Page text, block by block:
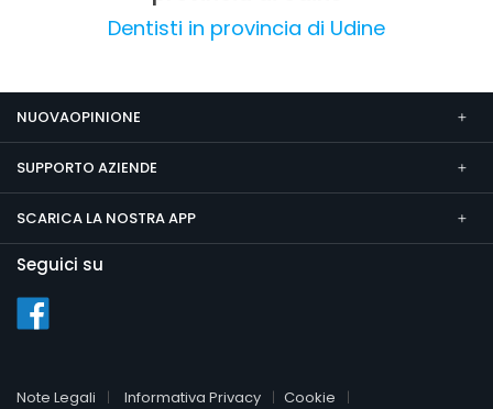
Dentisti in provincia di Udine
NUOVAOPINIONE
SUPPORTO AZIENDE
SCARICA LA NOSTRA APP
Seguici su
Note Legali Informativa Privacy
Cookie